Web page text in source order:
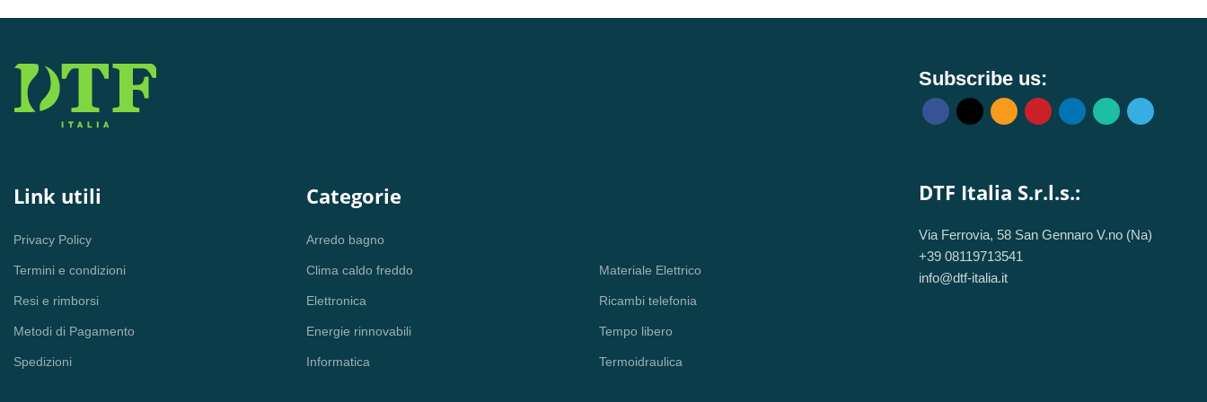
Link utili
Privacy Policy
Termini e condizioni
Resi e rimborsi
Metodi di Pagamento
Spedizioni
Categorie
Arredo bagno
Clima caldo freddo
Elettronica
Energie rinnovabili
Informatica
Materiale Elettrico
Ricambi telefonia
Tempo libero
Termoidraulica
Subscribe us:
DTF Italia S.r.l.s.:
Via Ferrovia, 58 San Gennaro V.no (Na)
+39 08119713541
info@dtf-italia.it